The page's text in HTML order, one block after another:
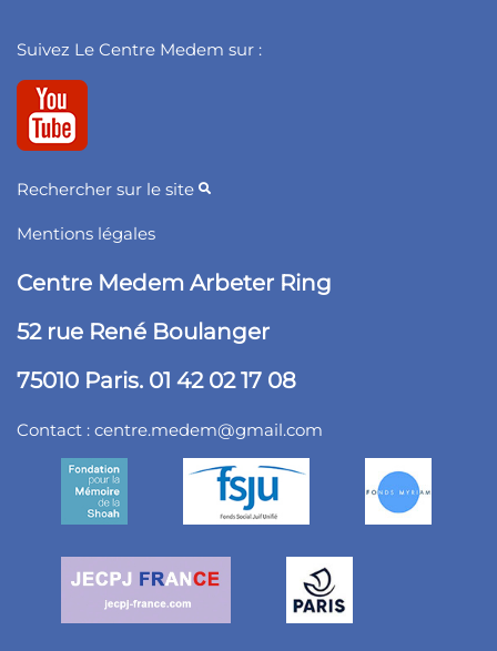
Suivez Le Centre Medem sur :
Rechercher sur le site
Mentions légales
Centre Medem Arbeter Ring
52 rue René Boulanger
75010 Paris. 01 42 02 17 08
Contact : centre.medem@gmail.com